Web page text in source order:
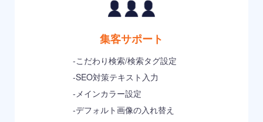
集客サポート
-こだわり検索/検索タグ設定
-SEO対策テキスト入力
-メインカラー設定
-デフォルト画像の入れ替え